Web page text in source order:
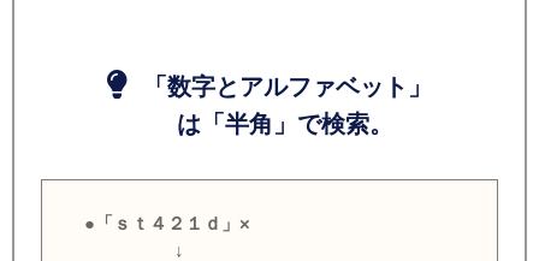
「数字とアルファベット」
は「半角」で検索。
●「ｓｔ４２１ｄ」×
↓